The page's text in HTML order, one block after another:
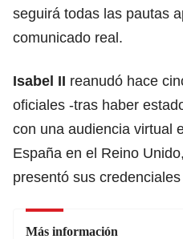
seguirá todas las pautas
comunicado real.
Isabel II reanudó hace
oficiales -tras haber
con una audiencia virtual
España en el Reino
presentó sus
Más información